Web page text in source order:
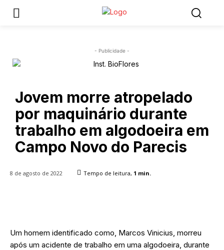
- Publicidade -
Jovem morre atropelado
por maquinário durante
trabalho em algodoeira em
Campo Novo do Parecis
8 de agosto de 2022 Tempo de leitura, 1 min.
Um homem identificado como, Marcos Vinicius, morreu
após um acidente de trabalho em uma algodoeira, durante